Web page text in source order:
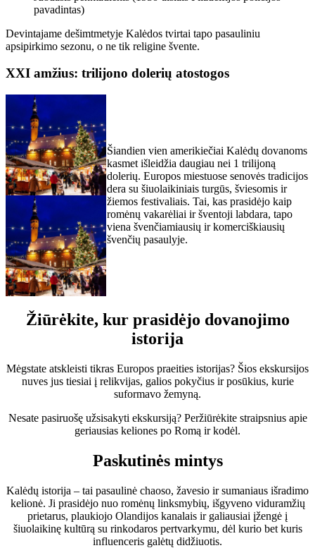
pavadintas)
Devintajame dešimtmetyje Kalėdos tvirtai tapo pasauliniu
apsipirkimo sezonu, o ne tik religine švente.
XXI amžius: trilijono dolerių atostogos
Šiandien vien amerikiečiai Kalėdų dovanoms
kasmet išleidžia daugiau nei 1 trilijoną
dolerių. Europos miestuose senovės tradicijos
dera su šiuolaikiniais turgūs, šviesomis ir
žiemos festivaliais. Tai, kas prasidėjo kaip
romėnų vakarėliai ir šventoji labdara, tapo
viena švenčiamiausių ir komerciškiausių
švenčių pasaulyje.
Žiūrėkite, kur prasidėjo dovanojimo
istorija
Mėgstate atskleisti tikras Europos praeities istorijas? Šios ekskursijos
nuves jus tiesiai į relikvijas, galios pokyčius ir posūkius, kurie
suformavo žemyną.
Nesate pasiruošę užsisakyti ekskursiją? Peržiūrėkite straipsnius apie
geriausias keliones po Romą ir kodėl.
Paskutinės mintys
Kalėdų istorija – tai pasaulinė chaoso, žavesio ir sumaniaus išradimo
kelionė. Ji prasidėjo nuo romėnų linksmybių, išgyveno viduramžių
prietarus, plaukiojo Olandijos kanalais ir galiausiai įžengė į
šiuolaikinę kultūrą su rinkodaros pertvarkymu, dėl kurio bet kuris
influenceris galėtų didžiuotis.